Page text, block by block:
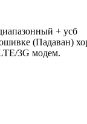
+ усб
(Падаван)
3G модем.